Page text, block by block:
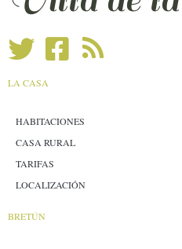
LA CASA
HABITACIONES
CASA RURAL
TARIFAS
LOCALIZACIÓN
BRETÚN